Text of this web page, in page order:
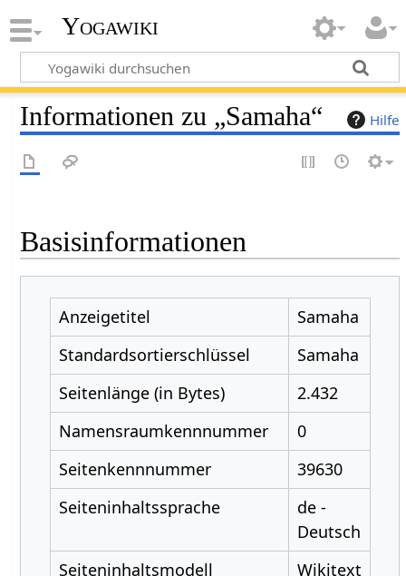
Yogawiki
Hilfe
Informationen zu „Samaha“
Basisinformationen
Anzeigetitel
Samaha
Standardsortierschlüssel
Samaha
Seitenlänge (in Bytes)
2.432
Namensraumkennnummer
0
Seitenkennnummer
39630
Seiteninhaltssprache
de -
Deutsch
Seiteninhaltsmodell
Wikitext